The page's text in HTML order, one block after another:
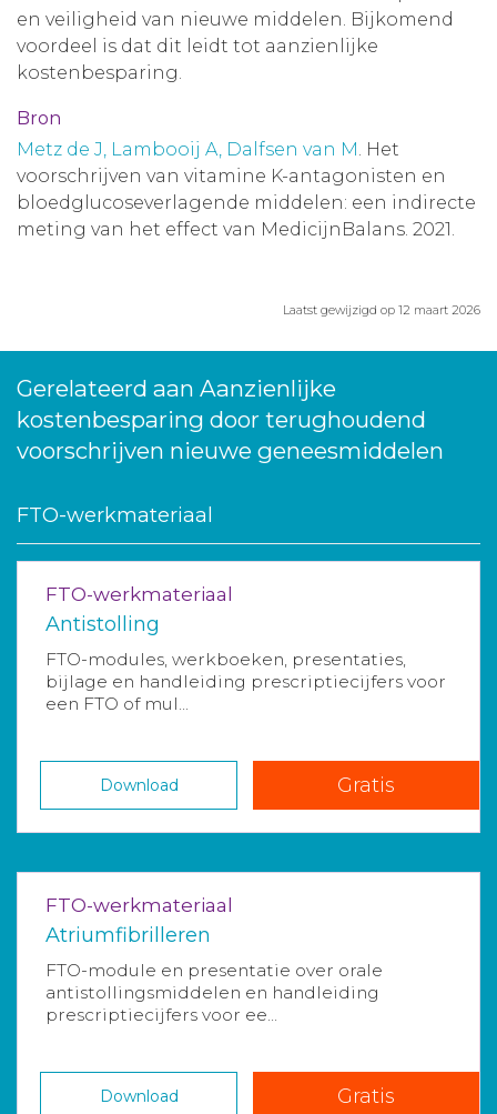
en veiligheid van nieuwe middelen. Bijkomend
voordeel is dat dit leidt tot aanzienlijke
kostenbesparing.
Bron
Metz de J, Lambooij A, Dalfsen van M. Het
voorschrijven van vitamine K-antagonisten en
bloedglucoseverlagende middelen: een indirecte
meting van het effect van MedicijnBalans. 2021.
Laatst gewijzigd op 12 maart 2026
Gerelateerd aan Aanzienlijke
kostenbesparing door terughoudend
voorschrijven nieuwe geneesmiddelen
FTO-werkmateriaal
FTO-werkmateriaal
Antistolling
FTO-modules, werkboeken, presentaties,
bijlage en handleiding prescriptiecijfers voor
een FTO of mul...
Download Gratis
FTO-werkmateriaal
Atriumfibrilleren
FTO-module en presentatie over orale
antistollingsmiddelen en handleiding
prescriptiecijfers voor ee...
Download Gratis